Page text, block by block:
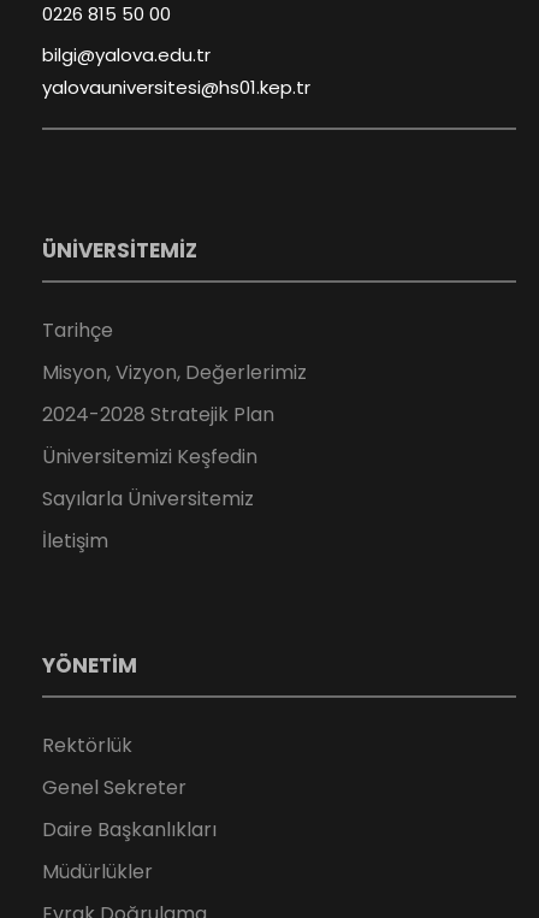
0226 815 50 00
bilgi@yalova.edu.tr
yalovauniversitesi@hs01.kep.tr
ÜNİVERSİTEMİZ
Tarihçe
Misyon, Vizyon, Değerlerimiz
2024-2028 Stratejik Plan
Üniversitemizi Keşfedin
Sayılarla Üniversitemiz
İletişim
YÖNETİM
Rektörlük
Genel Sekreter
Daire Başkanlıkları
Müdürlükler